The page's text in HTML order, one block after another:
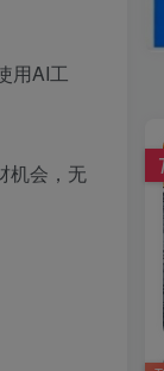
用AI工
机会，无